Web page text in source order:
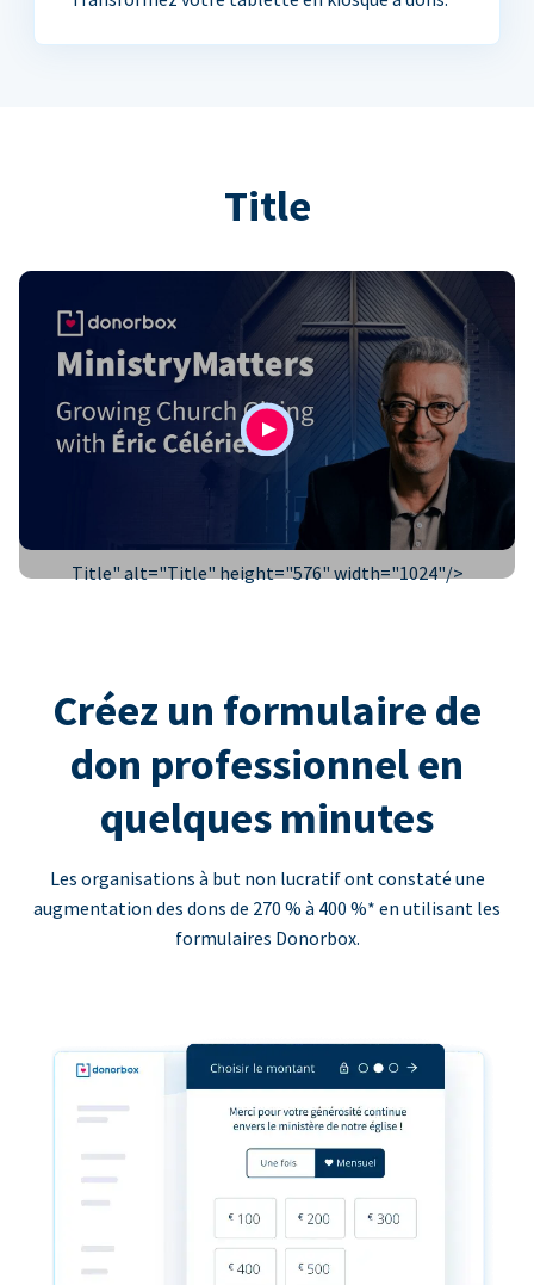
Title
Title" alt="Title" height="576" width="1024"/>
Créez un formulaire de
don professionnel en
quelques minutes
Les organisations à but non lucratif ont constaté une
augmentation des dons de 270 % à 400 %* en utilisant les
formulaires Donorbox.